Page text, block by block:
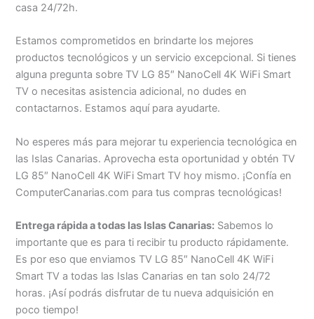
casa 24/72h.
Estamos comprometidos en brindarte los mejores
productos tecnológicos y un servicio excepcional. Si tienes
alguna pregunta sobre TV LG 85″ NanoCell 4K WiFi Smart
TV o necesitas asistencia adicional, no dudes en
contactarnos. Estamos aquí para ayudarte.
No esperes más para mejorar tu experiencia tecnológica en
las Islas Canarias. Aprovecha esta oportunidad y obtén TV
LG 85″ NanoCell 4K WiFi Smart TV hoy mismo. ¡Confía en
ComputerCanarias.com para tus compras tecnológicas!
Entrega rápida a todas las Islas Canarias: Sabemos lo
importante que es para ti recibir tu producto rápidamente.
Es por eso que enviamos TV LG 85″ NanoCell 4K WiFi
Smart TV a todas las Islas Canarias en tan solo 24/72
horas. ¡Así podrás disfrutar de tu nueva adquisición en
poco tiempo!